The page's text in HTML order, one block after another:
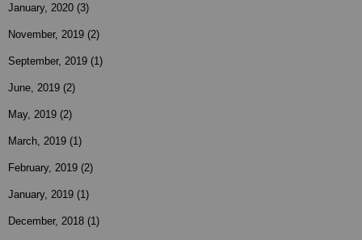
January, 2020 (3)
November, 2019 (2)
September, 2019 (1)
June, 2019 (2)
May, 2019 (2)
March, 2019 (1)
February, 2019 (2)
January, 2019 (1)
December, 2018 (1)